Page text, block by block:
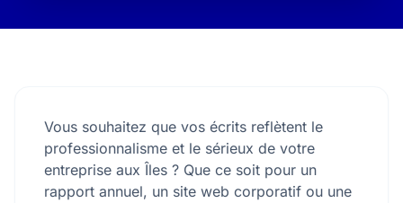
Vous souhaitez que vos écrits reflètent le
professionnalisme et le sérieux de votre
entreprise aux Îles ? Que ce soit pour un
rapport annuel, un site web corporatif ou une